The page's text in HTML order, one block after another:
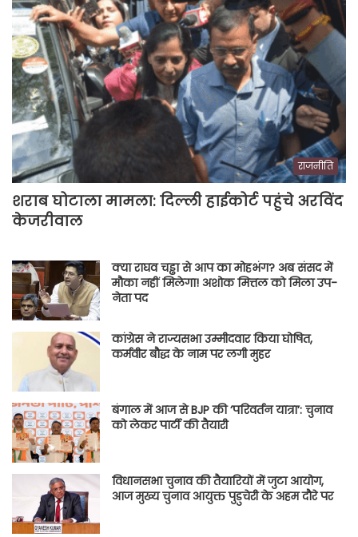
राजनीति
शराब घोटाला मामला: दिल्ली हाईकोर्ट पहुंचे अरविंद
केजरीवाल
क्या राघव चड्ढा से आप का मोहभंग? अब संसद में
मौका नहीं मिलेगा! अशोक मित्तल को मिला उप-
नेता पद
कांग्रेस ने राज्यसभा उम्मीदवार किया घोषित,
कर्मवीर बौद्ध के नाम पर लगी मुहर
बंगाल में आज से BJP की ‘परिवर्तन यात्रा’: चुनाव
को लेकर पार्टी की तैयारी
विधानसभा चुनाव की तैयारियों में जुटा आयोग,
आज मुख्य चुनाव आयुक्त पुडुचेरी के अहम दौरे पर